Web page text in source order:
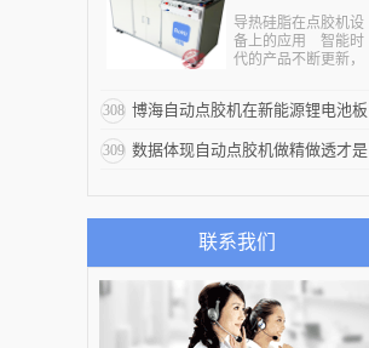
导热硅脂在点胶机设
备上的应用 智能时
代的产品不断更新，
的导航仪，相信这些
多的。那么这些产品
就简单的举个例子，
电子产品发热的问题
实电子产品发热为什
么那么厉害，就是电
子产品中间有个处理
各种程序的CPU，相
308 博海自动点胶机在新能源锂电池板
块的布局
309 数据体现自动点胶机做精做透才是
联系我们